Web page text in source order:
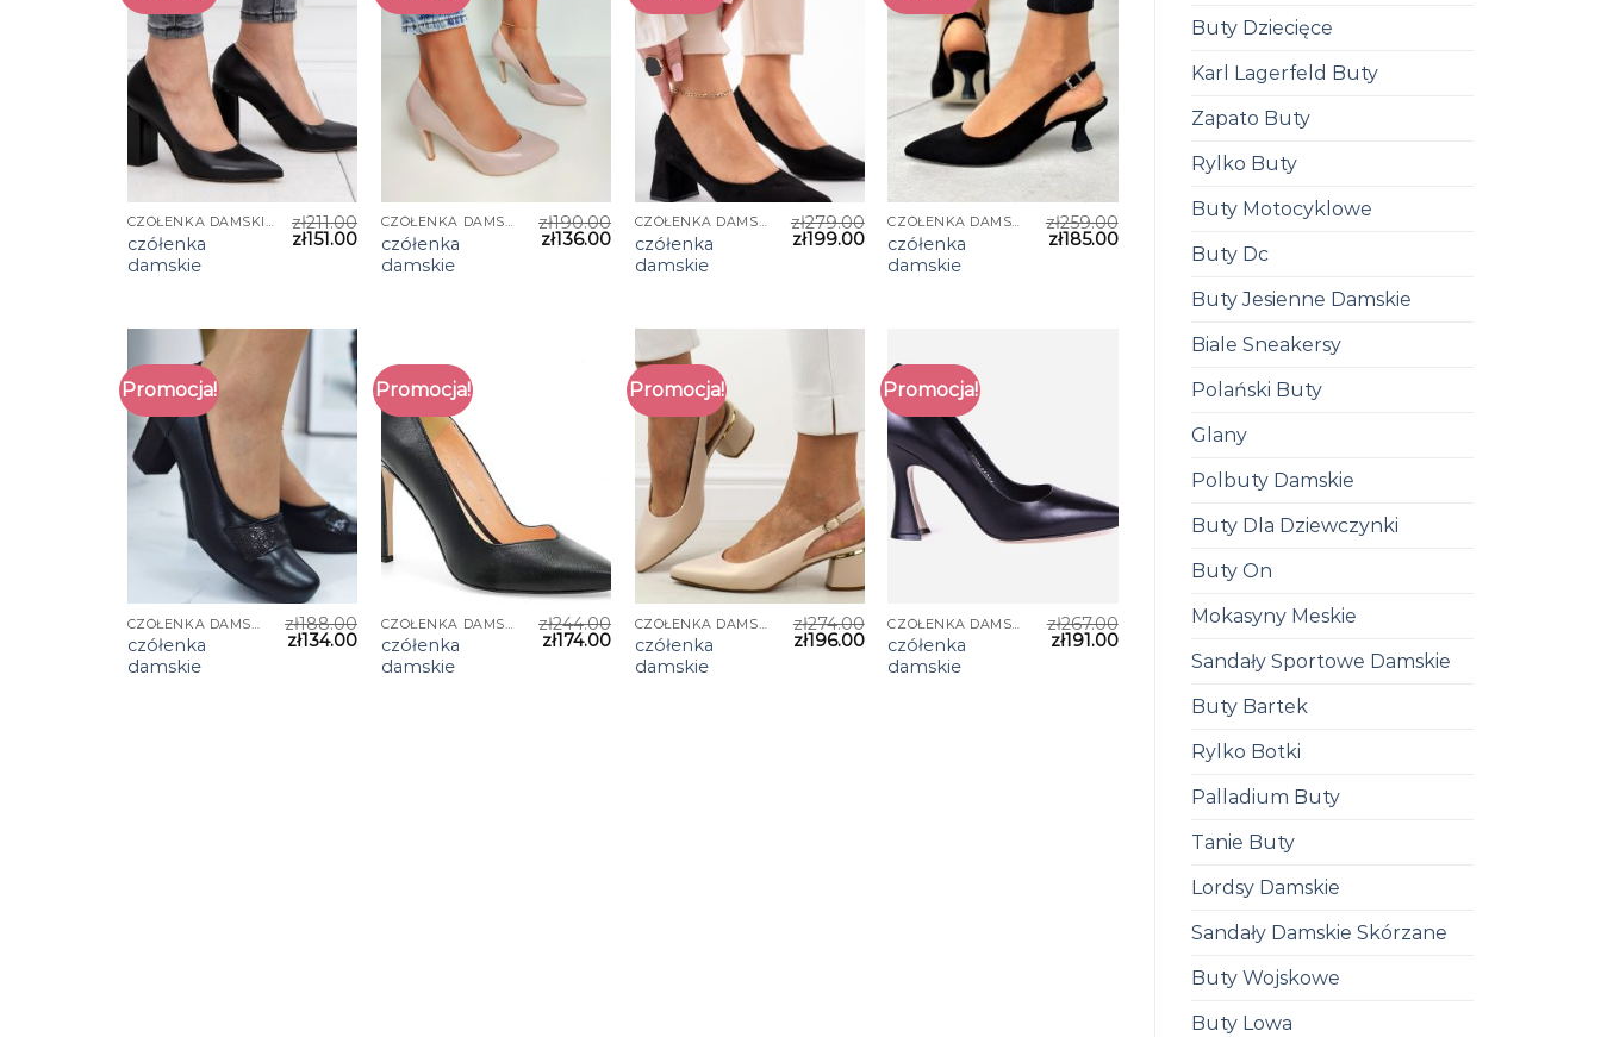
Buty Dziecięce
Karl Lagerfeld Buty
Zapato Buty
Rylko Buty
Buty Motocyklowe
Buty Dc
Buty Jesienne Damskie
Biale Sneakersy
Polański Buty
Glany
Polbuty Damskie
Buty Dla Dziewczynki
Buty On
Mokasyny Meskie
Sandały Sportowe Damskie
Buty Bartek
Rylko Botki
Palladium Buty
Tanie Buty
Lordsy Damskie
Sandały Damskie Skórzane
Buty Wojskowe
Buty Lowa
CZÓŁENKA DAMSKIE
czółenka
damskie
zł211.00
zł151.00
CZÓŁENKA DAMSKIE
czółenka
damskie
zł190.00
zł136.00
CZÓŁENKA DAMSKIE
czółenka
damskie
zł279.00
zł199.00
CZÓŁENKA DAMSKIE
czółenka
damskie
zł259.00
zł185.00
Promocja!
czółenka
damskie
zł188.00
zł134.00
Promocja!
czółenka
damskie
zł244.00
zł174.00
Promocja!
czółenka
damskie
zł274.00
zł196.00
Promocja!
czółenka
damskie
zł267.00
zł191.00